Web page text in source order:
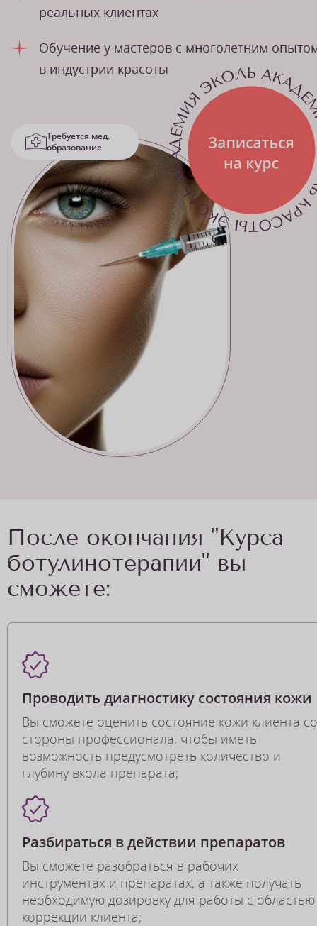
реальных клиентах
Обучение у мастеров с многолетним
в индустрии красоты
Требуется мед.
образование
После окончания "Курса
ботулинотерапии" вы
сможете:
Проводить диагностику состояния кожи
Вы сможете оценить состояние кожи клиента со
стороны профессионала, чтобы иметь
возможность предусмотреть количество и
глубину вкола препарата;
Разбираться в действии препаратов
Вы сможете разобраться в рабочих
инструментах и препаратах, а также получать
необходимую дозировку для работы с областью
коррекции клиента;